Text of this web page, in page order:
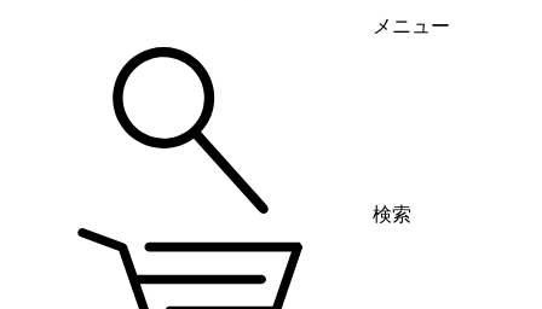
メニュー
検索